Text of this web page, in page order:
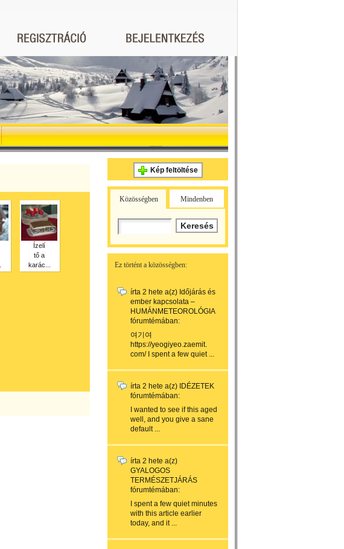
Ízelí
tő a
karác...
Kép feltöltése
Közösségben Mindenben
Ez történt a közösségben:
írta 2 hete a(z) Időjárás és
ember kapcsolata –
HUMÁNMETEOROLÓGIA
fórumtémában:
여기여
https://yeogiyeo.zaemit.
com/ I spent a few quiet ...
írta 2 hete a(z) IDÉZETEK
fórumtémában:
I wanted to see if this aged
well, and you give a sane
default ...
írta 2 hete a(z)
GYALOGOS
TERMÉSZETJÁRÁS
fórumtémában:
I spent a few quiet minutes
with this article earlier
today, and it ...